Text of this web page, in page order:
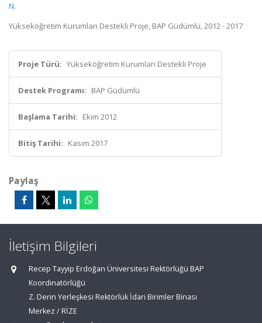
N.
Yükseköğretim Kurumları Destekli Proje, BAP Güdümlü, 2012 - 2017
Proje Türü: Yükseköğretim Kurumları Destekli Proje
Destek Programı: BAP Güdümlü
Başlama Tarihi: Ekim 2012
Bitiş Tarihi: Kasım 2017
Paylaş
İletişim Bilgileri
Recep Tayyip Erdoğan Üniversitesi Rektörlüğü BAP
Koordinatörlüğü
Z. Derin Yerleşkesi Rektörlük İdari Birimler Binası
Merkez / RİZE